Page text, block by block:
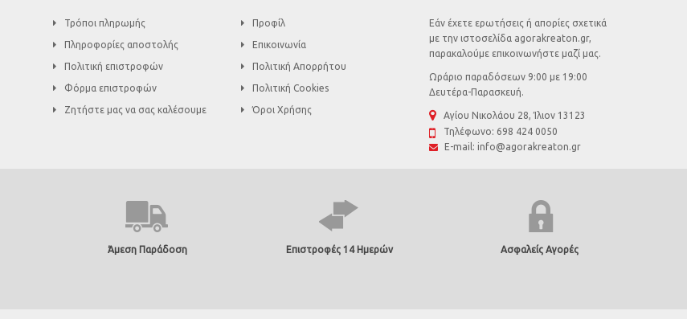
Τρόποι πληρωμής
Πληροφορίες αποστολής
Πολιτική επιστροφών
Φόρμα επιστροφών
Ζητήστε μας να σας καλέσουμε
Προφίλ
Επικοινωνία
Πολιτική Απορρήτου
Πολιτική Cookies
Όροι Χρήσης
Εάν έχετε ερωτήσεις ή απορίες σχετικά
με την ιστοσελίδα agorakreaton.gr,
παρακαλούμε επικοινωνήστε μαζί μας.
Ωράριο παραδόσεων 9:00 με 19:00
Δευτέρα-Παρασκευή.
Αγίου Νικολάου 28, Ίλιον 13123
Τηλέφωνο: 698 424 0050
E-mail: info@agorakreaton.gr
Άμεση Παράδοση Επιστροφές 14 Ημερών Ασφαλείς Αγορές